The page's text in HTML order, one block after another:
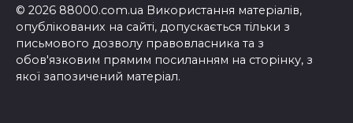
© 2026 88000.com.ua Використання матеріалів,
опублікованих на сайті, допускається тільки з
письмового дозволу правовласника та з
обов'язковим прямим посиланням на сторінку, з
якої запозичений матеріал.